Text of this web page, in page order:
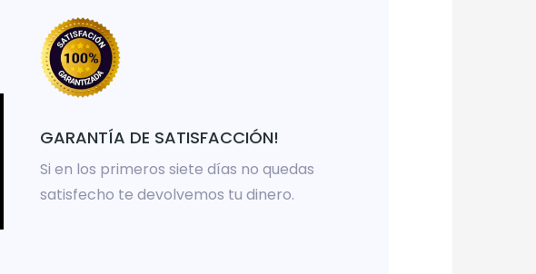
GARANTÍA DE SATISFACCIÓN!
Si en los primeros siete días no quedas
satisfecho te devolvemos tu dinero.